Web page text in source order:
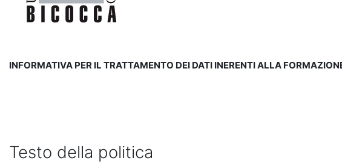
INFORMATIVA PER IL TRATTAMENTO DEI DATI INERENTI ALLA
Testo della politica